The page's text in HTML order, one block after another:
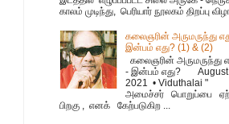
காலம் முடிந்து, பெரியார் நூலகம் திறப்பு
கலைஞரின் அருமருந்து
இன்பம் எது? (1) & (2)
கலைஞரின் அருமருந்து
- இன்பம் எது? August
2021 • Viduthalai "
அமைச்சர் பொறுப்பை
பிறகு , எனக் கேற்படுகிற ...